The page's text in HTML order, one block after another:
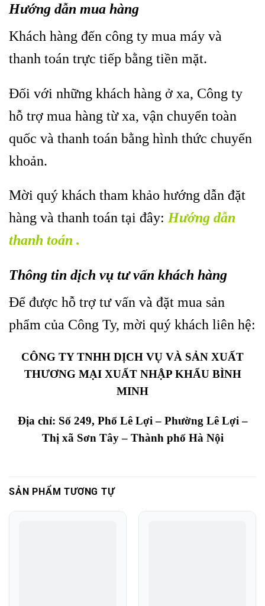
Hướng dẫn mua hàng
Khách hàng đến công ty mua máy và
thanh toán trực tiếp bằng tiền mặt.
Đối với những khách hàng ở xa, Công ty
hỗ trợ mua hàng từ xa, vận chuyển toàn
quốc và thanh toán bằng hình thức chuyển
khoản.
Mời quý khách tham khảo hướng dẫn đặt
hàng và thanh toán tại đây: Hướng dẫn
thanh toán .
Thông tin dịch vụ tư vấn khách hàng
Để được hỗ trợ tư vấn và đặt mua sản
phẩm của Công Ty, mời quý khách liên hệ:
CÔNG TY TNHH DỊCH VỤ VÀ SẢN XUẤT
THƯƠNG MẠI XUẤT NHẬP KHẨU BÌNH
MINH
Địa chỉ: Số 249, Phố Lê Lợi – Phường Lê Lợi –
Thị xã Sơn Tây – Thành phố Hà Nội
SẢN PHẨM TƯƠNG TỰ